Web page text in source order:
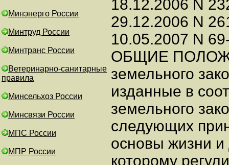
Минэнерго России
Минтруд России
Минтранс России
Ветеринарно-санитарные
правила
Минсельхоз России
Минсвязи России
МПС России
МПР России